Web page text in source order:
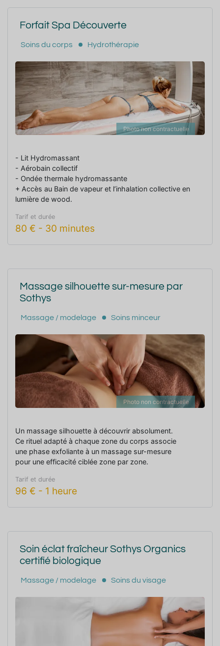
Forfait Spa Découverte
Soins du corps Hydrothérapie
Photo non contractuelle
- Lit Hydromassant
- Aérobain collectif
- Ondée thermale hydromassante
+ Accès au Bain de vapeur et l’inhalation collective en
lumière de wood.
Tarif et durée
80 € - 30 minutes
Massage silhouette sur-mesure par
Sothys
Massage / modelage Soins minceur
Photo non contractuelle
Un massage silhouette à découvrir absolument.
Ce rituel adapté à chaque zone du corps associe
une phase exfoliante à un massage sur-mesure
pour une efficacité ciblée zone par zone.
Tarif et durée
96 € - 1 heure
Soin éclat fraîcheur Sothys Organics
certifié biologique
Massage / modelage Soins du visage